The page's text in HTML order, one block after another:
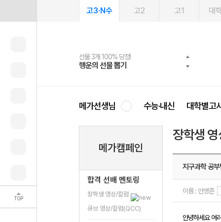
TOP
고3·N수 고2 고1 대
선물 3개 100% 당첨!
행운의 선물 뽑기
선물 100% 증정!
메가스터디 X 올리브
여름방학 스터디 캐시백
메가런 썸머스쿨
2027 러셀 단과
강사 공개선발
스마트러닝앱
설문 EVENT
메가패스
3일 무료 체험권
메가패스 수강생 무료혜택!
메가클럽 멤버십
사회공헌 캠페인
희망이룸 메가나눔
메가선생님 수능·내신 대학별고
메가캠페인
합격 선배 멘토링
장학생 영상/칼럼
큐브 영상/칼럼(QCC)
장학생
지구과학 공부
이름 : 안영준
안녕하세요 여